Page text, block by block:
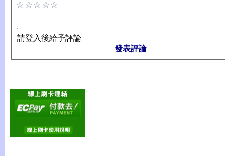
請登入後給予評論
發表評論